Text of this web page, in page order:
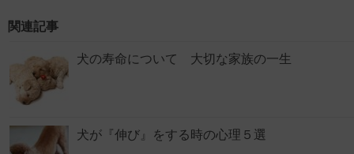
関連記事
犬の寿命について 大切な家族の一生
犬が『伸び』をする時の心理５選